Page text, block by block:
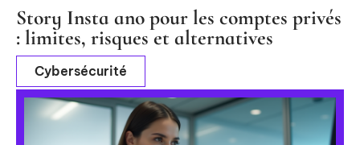
Story Insta ano pour les comptes privés
: limites, risques et alternatives
Cybersécurité